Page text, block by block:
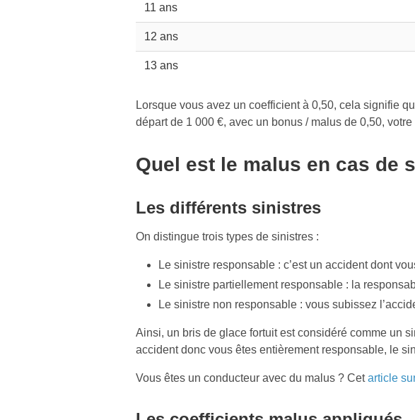
11 ans
12 ans
13 ans
Lorsque vous avez un coefficient à 0,50, cela signifie
départ de 1 000 €, avec un bonus / malus de 0,50,
Quel est le malus en cas de
Les différents sinistres
On distingue trois types de sinistres :
Le sinistre responsable : c’est un accident dont
Le sinistre partiellement responsable : la
Le sinistre non responsable : vous subissez
Ainsi, un bris de glace fortuit est considéré comme un
accident donc vous êtes entièrement responsable, le
Vous êtes un conducteur avec du malus ? Cetarticle